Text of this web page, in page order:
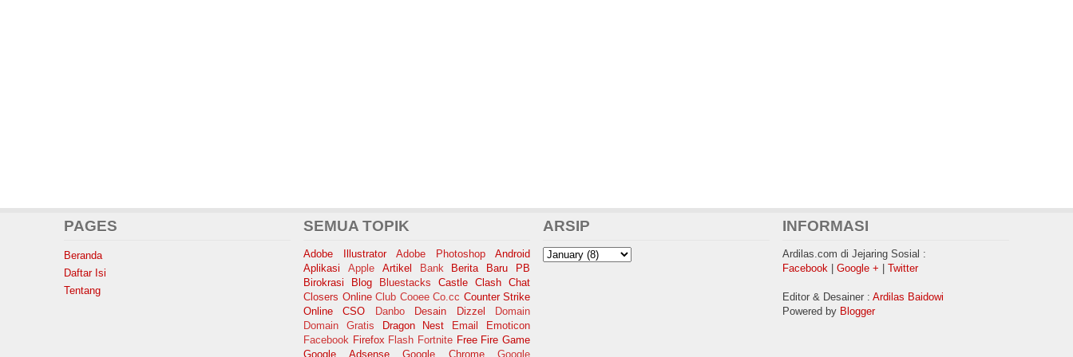
PAGES
Beranda
Daftar Isi
Tentang
SEMUA TOPIK
Adobe Illustrator Adobe Photoshop
Android
Aplikasi
Apple Artikel Bank
Berita Baru PB
Birokrasi
Blog Bluestacks Castle Clash Chat
Closers Online Club Cooee Co.cc Counter Strike
Online
CSO Danbo Desain Dizzel
Domain
Domain Gratis
Dragon Nest Email
Emoticon
Facebook Firefox Flash Fortnite Free Fire Game
Google Adsense
Google Chrome Google
ARSIP INFORMASI
Ardilas.com di Jejaring Sosial :
Facebook
Google + Twitter
Editor & Desainer : Ardilas Baidowi
Powered by Blogger